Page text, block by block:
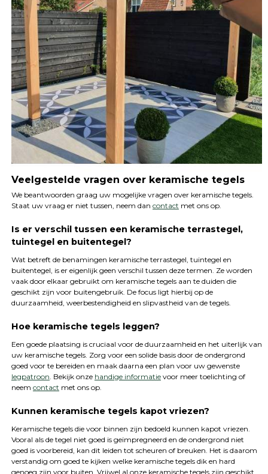
Veelgestelde vragen over keramische tegels
We beantwoorden graag uw mogelijke vragen over keramische tegels.
Staat uw vraag er niet tussen, neem dan contact met ons op.
Is er verschil tussen een keramische terrastegel,
tuintegel en buitentegel?
Wat betreft de benamingen keramische terrastegel, tuintegel en
buitentegel, is er eigenlijk geen verschil tussen deze termen. Ze worden
vaak door elkaar gebruikt om keramische tegels aan te duiden die
geschikt zijn voor buitengebruik. De focus ligt hierbij op de
duurzaamheid, weerbestendigheid en slipvastheid van de tegels.
Hoe keramische tegels leggen?
Een goede plaatsing is cruciaal voor de duurzaamheid en het uiterlijk van
uw keramische tegels. Zorg voor een solide basis door de ondergrond
goed voor te bereiden en maak daarna een plan voor uw gewenste
legpatroon. Bekijk onze handige informatievoor meer toelichting of
neem contact met ons op.
Kunnen keramische tegels kapot vriezen?
Keramische tegels die voor binnen zijn bedoeld kunnen kapot vriezen.
Vooral als de tegel niet goed is geïmpregneerd en de ondergrond niet
goed is voorbereid, kan dit leiden tot scheuren of breuken. Het is daarom
verstandig om goed te kijken welke keramische tegels dik en hard
genoeg zijn voor buiten. Vrijwel al onze keramische tegels zijn geschikt